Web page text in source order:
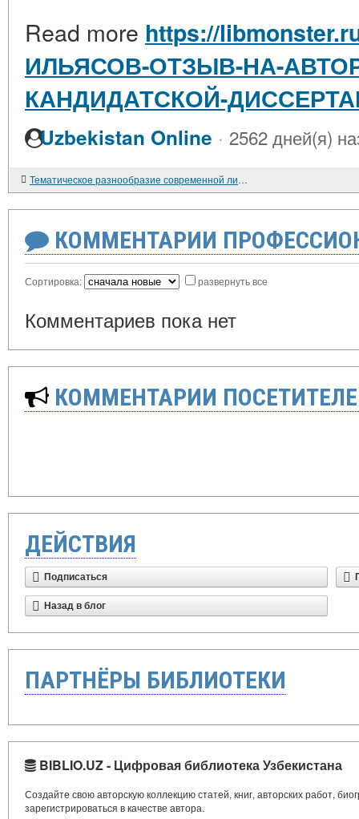
Read more https://
ИЛЬЯСОВ-ОТЗЫВ-НА-
КАНДИДАТСКОЙ-
Uzbekistan Online · 2562 дней(я)
Тематическое разнообразие современной литературы
КОММЕНТАРИИ
Сортировка: развернуть все
Комментариев пока нет
КОММЕНТАРИИ
ДЕЙСТВИЯ
Подписаться
Назад в блог
ПАРТНЁРЫ БИБЛИОТЕКИ
BIBLIO.UZ - Цифровая библиотека Узбекистана
Создайте свою авторскую коллекцию статей, книг, авторских работ,
зарегистрироваться в качестве автора.